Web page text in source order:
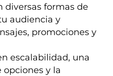
diversas formas de
audiencia y
promociones y
escalabilidad, una
y la